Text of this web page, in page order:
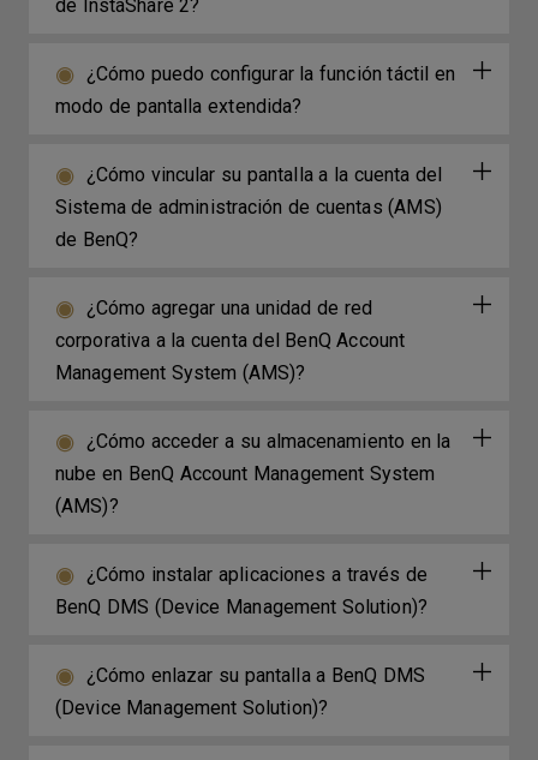
de InstaShare 2?
¿Cómo puedo configurar la función táctil en
modo de pantalla extendida?
¿Cómo vincular su pantalla a la cuenta del
Sistema de administración de cuentas (AMS)
de BenQ?
¿Cómo agregar una unidad de red
corporativa a la cuenta del BenQ Account
Management System (AMS)?
¿Cómo acceder a su almacenamiento en la
nube en BenQ Account Management System
(AMS)?
¿Cómo instalar aplicaciones a través de
BenQ DMS (Device Management Solution)?
¿Cómo enlazar su pantalla a BenQ DMS
(Device Management Solution)?